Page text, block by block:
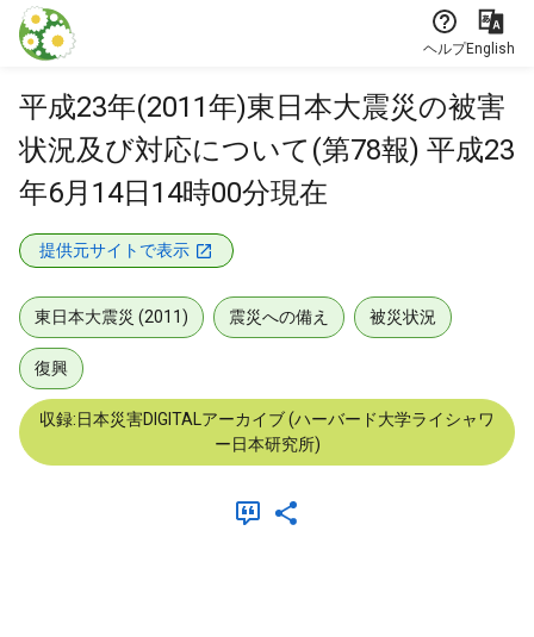
本文に飛ぶ
ヘルプEnglish
平成23年(2011年)東日本大震災の被害
状況及び対応について(第78報) 平成23
年6月14日14時00分現在
提供元サイトで表示
東日本大震災 (2011) 震災への備え 被災状況
復興
収録:日本災害DIGITALアーカイブ (ハーバード大学ライシャワ
ー日本研究所)